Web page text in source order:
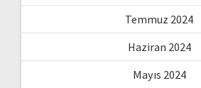
Temmuz 2024
Haziran 2024
Mayıs 2024